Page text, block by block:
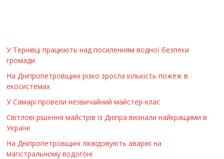
У Тернівці працюють над посиленням водної безпеки
громади
На Дніпропетровщині різко зросла кількість пожеж в
екосистемах
У Самарі провели незвичайний майстер-клас
Світлові рішення майстрів із Дніпра визнали найкращими в
Україні
На Дніпропетровщині ліквідовують аварію на
магістральному водогоні